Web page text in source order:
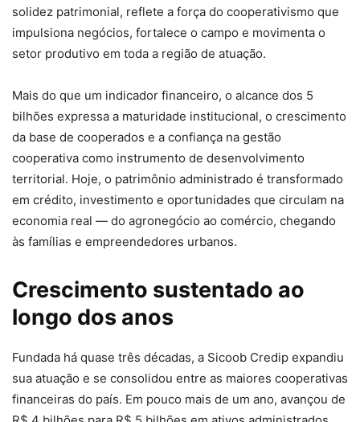
solidez patrimonial, reflete a força do cooperativismo que
impulsiona negócios, fortalece o campo e movimenta o
setor produtivo em toda a região de atuação.
Mais do que um indicador financeiro, o alcance dos 5
bilhões expressa a maturidade institucional, o crescimento
da base de cooperados e a confiança na gestão
cooperativa como instrumento de desenvolvimento
territorial. Hoje, o patrimônio administrado é transformado
em crédito, investimento e oportunidades que circulam na
economia real — do agronegócio ao comércio, chegando
às famílias e empreendedores urbanos.
Crescimento sustentado ao
longo dos anos
Fundada há quase três décadas, a Sicoob Credip expandiu
sua atuação e se consolidou entre as maiores cooperativas
financeiras do país. Em pouco mais de um ano, avançou de